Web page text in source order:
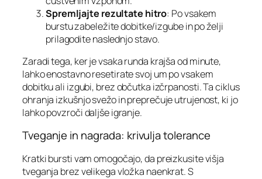
Spremljajte rezultate hitro: Po vsakem
burstu zabeležite dobitke/izgube in po želji
prilagodite naslednjo stavo.
Zaradi tega, ker je vsaka runda krajša od minute,
lahko enostavno resetirate svoj um po vsakem
dobitku ali izgubi, brez občutka izčrpanosti. Ta ciklus
ohranja izkušnjo svežo in preprečuje utrujenost, ki jo
lahko povzroči daljše igranje.
Tveganje in nagrada: krivulja tolerance
Kratki bursti vam omogočajo, da preizkusite višja
tveganja brez velikega vložka naenkrat. S